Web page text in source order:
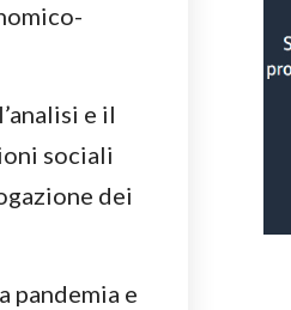
e il
sociali
dei
pandemia e